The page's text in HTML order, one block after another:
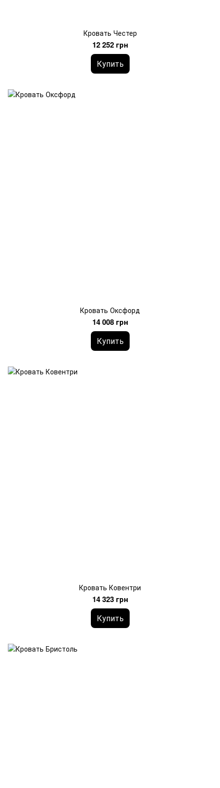
Кровать Честер
12 252 грн
Купить
Кровать Оксфорд
14 008 грн
Купить
Кровать Ковентри
14 323 грн
Купить